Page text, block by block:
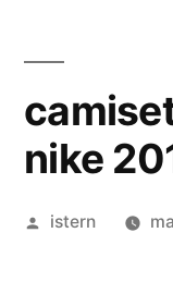
nike
Publicado
istern